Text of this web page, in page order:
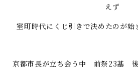
えず
室町時代にくじ引きで決めたのが始
京都市長が立ち会う中 前祭23基